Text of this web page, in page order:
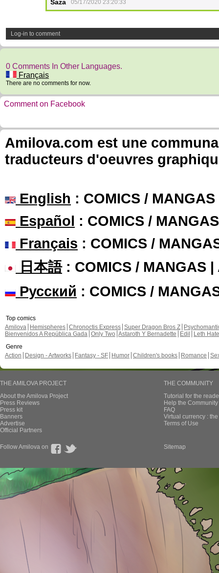
Saza 05/17/2020 23:20:33
Log-in to comment
0 Comments In Other Languages.
Français
There are no comments for now.
Comment on Facebook
Amilova.com est une
traducteurs d'oeuvres
English : COMICS /
Español : COMICS /
Français : COMICS /
日本語: COMICS / MANGAS |
Русский : COMICS /
Top comics
Amilova
Hemispheres Chronoctis Express Super Dragon Bros Z
Bienvenidos A República Gada Only Two Astaroth Y Bernadette Edil
Leth Hate
Genre
Action
Design - Artworks Fantasy - SF Humor Children's books Romance
THE AMILOVA PROJECT
About the Amilova Project
Press Reviews
Press kit
Banners
Advertise
Official Partners
THE COMMUNITY
Tutorial for the
Help the
FAQ
Virtual currency :
Terms of Use
Follow Amilova on Sitemap